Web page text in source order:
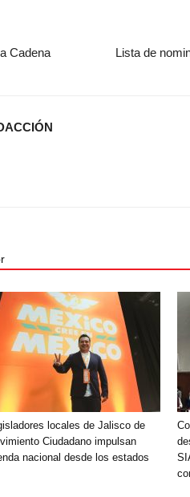
Cadena Lista de
locales de Jalisco de
Ciudadano impulsan
nacional desde los estados